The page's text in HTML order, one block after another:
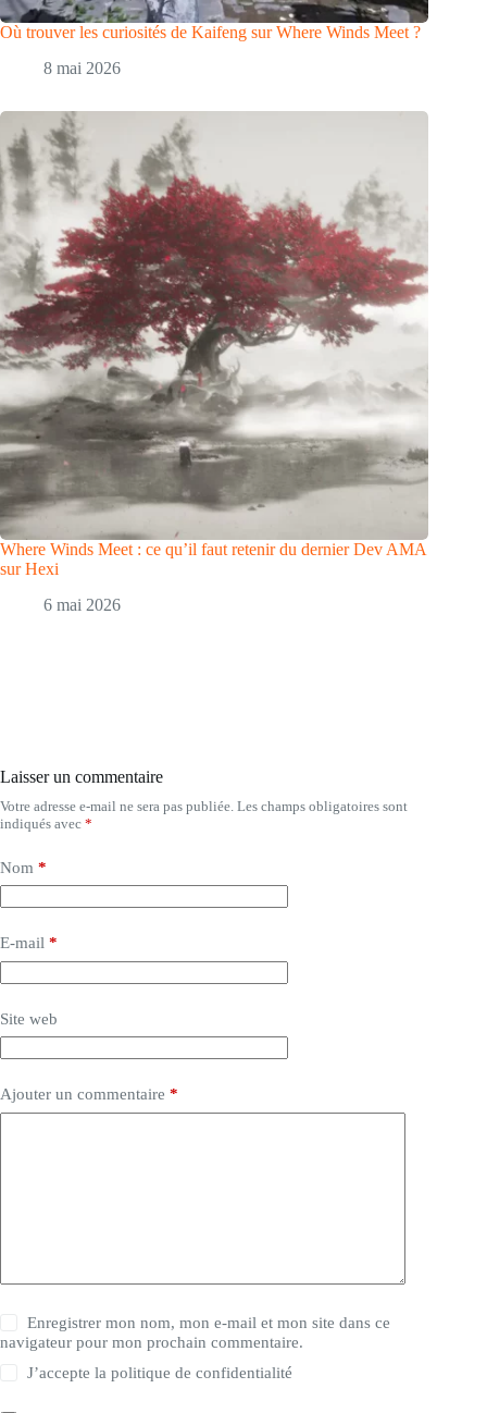
Où trouver les curiosités de Kaifeng sur Where Winds Meet ?
8 mai 2026
Where Winds Meet : ce qu’il faut retenir du dernier Dev AMA
sur Hexi
6 mai 2026
Laisser un commentaire
Votre adresse e-mail ne sera pas publiée. Les champs obligatoires sont
indiqués avec *
Nom *
E-mail *
Site web
Ajouter un commentaire *
Enregistrer mon nom, mon e-mail et mon site dans ce
navigateur pour mon prochain commentaire.
J’accepte lapolitique de confidentialité